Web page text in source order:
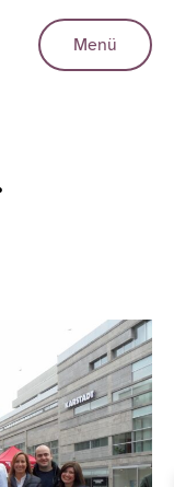
Menü